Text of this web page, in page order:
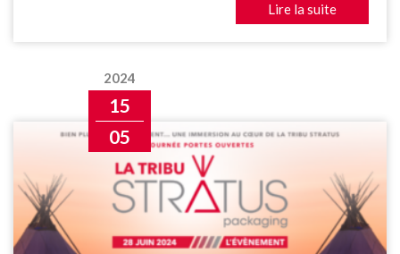
Lire la suite
2024
15
05